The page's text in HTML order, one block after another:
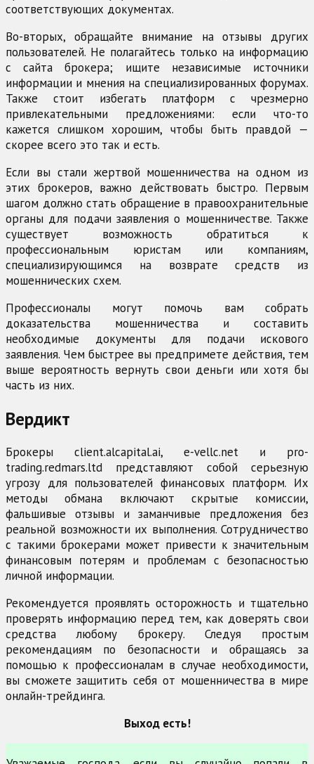
соответствующих документах.
Во-вторых, обращайте внимание на отзывы других
пользователей. Не полагайтесь только на информацию
с сайта брокера; ищите независимые источники
информации и мнения на специализированных форумах.
Также стоит избегать платформ с чрезмерно
привлекательными предложениями: если что-то
кажется слишком хорошим, чтобы быть правдой —
скорее всего это так и есть.
Если вы стали жертвой мошенничества на одном из
этих брокеров, важно действовать быстро. Первым
шагом должно стать обращение в правоохранительные
органы для подачи заявления о мошенничестве. Также
существует возможность обратиться к
профессиональным юристам или компаниям,
специализирующимся на возврате средств из
мошеннических схем.
Профессионалы могут помочь вам собрать
доказательства мошенничества и составить
необходимые документы для подачи искового
заявления. Чем быстрее вы предпримете действия, тем
выше вероятность вернуть свои деньги или хотя бы
часть из них.
Вердикт
Брокеры client.alcapital.ai, e-vellc.net и pro-
trading.redmars.ltd представляют собой серьезную
угрозу для пользователей финансовых платформ. Их
методы обмана включают скрытые комиссии,
фальшивые отзывы и заманчивые предложения без
реальной возможности их выполнения. Сотрудничество
с такими брокерами может привести к значительным
финансовым потерям и проблемам с безопасностью
личной информации.
Рекомендуется проявлять осторожность и тщательно
проверять информацию перед тем, как доверять свои
средства любому брокеру. Следуя простым
рекомендациям по безопасности и обращаясь за
помощью к профессионалам в случае необходимости,
вы сможете защитить себя от мошенничества в мире
онлайн-трейдинга.
Выход есть!